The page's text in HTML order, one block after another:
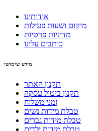
אודותינו
מיקום ושעות פעילות
מדיניות פרטיות
כותבים עלינו
מידע שימושי
תקנון האתר
תקנון ביטול עסקה
זמני משלוח
טבלת מידות נשים
טבלת מידות גברים
טבלת מידות ילדים